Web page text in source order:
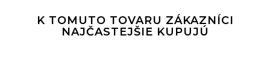
K TOMUTO TOVARU ZÁKAZNÍCI
NAJČASTEJŠIE KUPUJÚ